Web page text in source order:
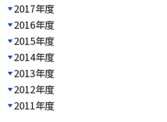
2017年度
2016年度
2015年度
2014年度
2013年度
2012年度
2011年度